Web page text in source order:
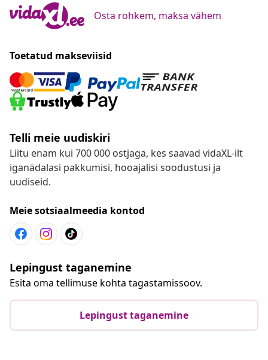
Osta rohkem, maksa vähem
Toetatud makseviisid
Telli meie uudiskiri
Liitu enam kui 700 000 ostjaga, kes saavad vidaXL-ilt
iganädalasi pakkumisi, hooajalisi soodustusi ja
uudiseid.
Meie sotsiaalmeedia kontod
Lepingust taganemine
Esita oma tellimuse kohta tagastamissoov.
Lepingust taganemine